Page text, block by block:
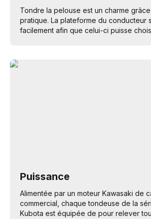
Tondre la pelouse est un charme
pratique. La plateforme du conducteur
facilement afin que celui-ci puisse
Puissance
Alimentée par un moteur Kawasaki de
commercial, chaque tondeuse de la
Kubota est équipée de pour relever